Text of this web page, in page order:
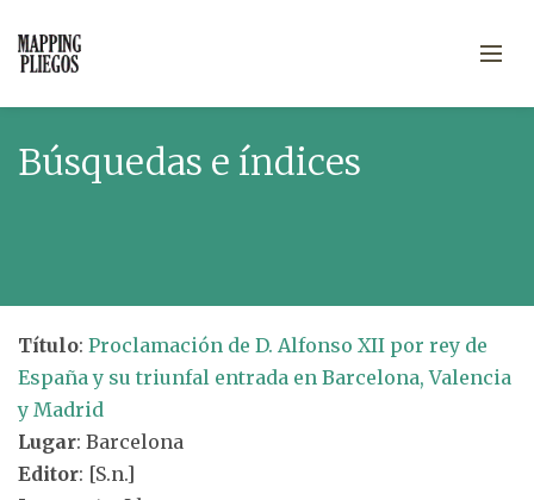
Búsquedas e índices
Título: Proclamación de D. Alfonso XII por rey de
España y su triunfal entrada en Barcelona, Valencia
y Madrid
Lugar: Barcelona
Editor: [S.n.]